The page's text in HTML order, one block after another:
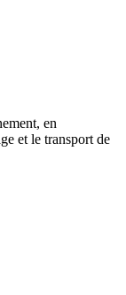
en
et le transport de